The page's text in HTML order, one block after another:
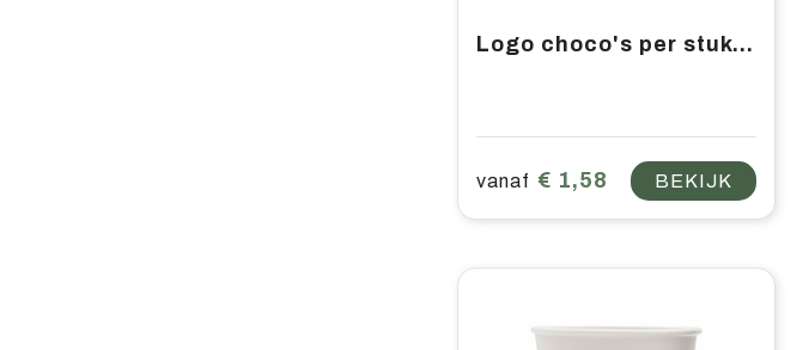
Logo choco's per stuk verpakt met logo bedrukken | Vanaf 175 stuks
vanaf € 1,58 BEKIJK